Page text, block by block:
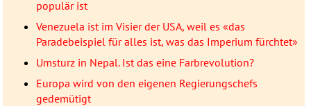
populär ist
Venezuela ist im Visier der USA, weil es «das
Paradebeispiel für alles ist, was das Imperium fürchtet»
Umsturz in Nepal. Ist das eine Farbrevolution?
Europa wird von den eigenen Regierungschefs
gedemütigt